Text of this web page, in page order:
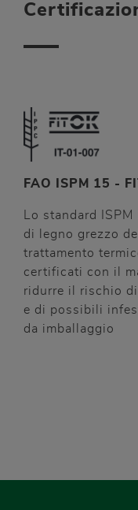
FAO ISPM 15 -
Lo standard
di legno grezzo
trattamento
certificati con il
ridurre il rischio
e di possibili
da imballaggio